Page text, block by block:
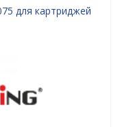
для картриджей